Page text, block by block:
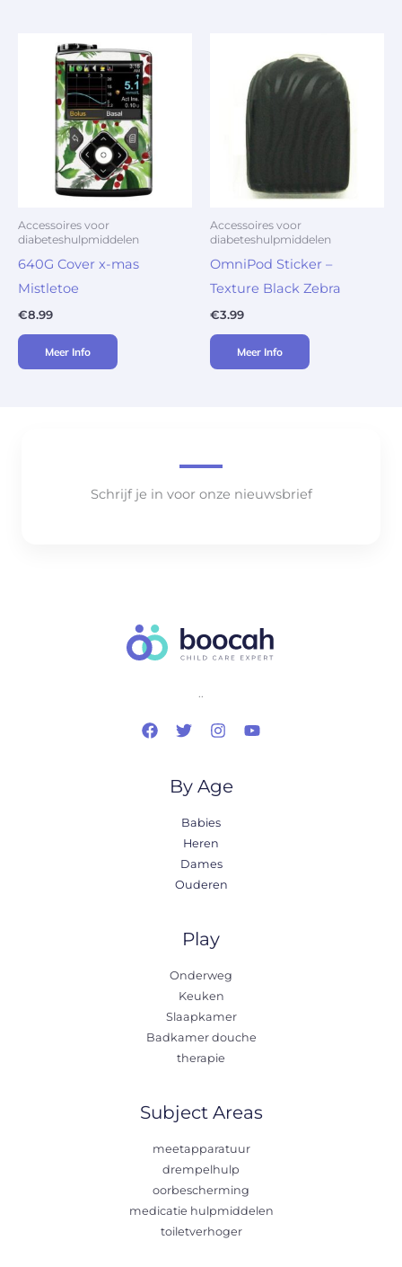
Accessoires voor
diabeteshulpmiddelen
640G Cover x-mas
Mistletoe
€8.99
Meer Info
Accessoires voor
diabeteshulpmiddelen
OmniPod Sticker –
Texture Black Zebra
€3.99
Meer Info
Schrijf je in voor onze nieuwsbrief
..
By Age
Babies
Heren
Dames
Ouderen
Play
Onderweg
Keuken
Slaapkamer
Badkamer douche
therapie
Subject Areas
meetapparatuur
drempelhulp
oorbescherming
medicatie hulpmiddelen
toiletverhoger